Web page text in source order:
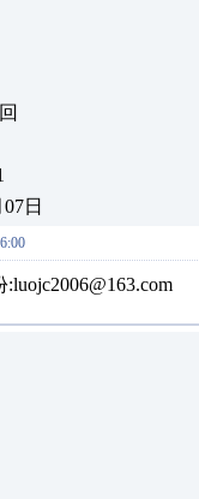
日